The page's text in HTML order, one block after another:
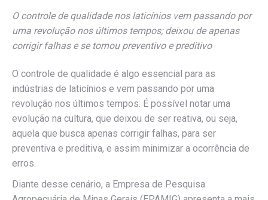
O controle de qualidade nos laticínios vem passando por
uma revolução nos últimos tempos; deixou de apenas
corrigir falhas e se tornou preventivo e preditivo
O controle de qualidade é algo essencial para as
indústrias de laticínios e vem passando por uma
revolução nos últimos tempos. É possível notar uma
evolução na cultura, que deixou de ser reativa, ou seja,
aquela que busca apenas corrigir falhas, para ser
preventiva e preditiva, e assim minimizar a ocorrência de
erros.
Diante desse cenário, a Empresa de Pesquisa